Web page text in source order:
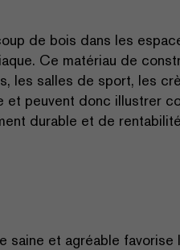
de bois dans les
Ce matériau de
les salles de sport, les
et peuvent donc illustrer
durable et de
saine et agréable favorise